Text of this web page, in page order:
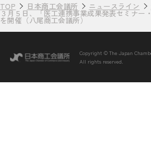
TOP 日本商工会議所 ニュースライン
３月５日、「医工連携事業成果発表セミナー
を開催（八尾商工会議所）
Copyright © The Japan
All rights reserved.